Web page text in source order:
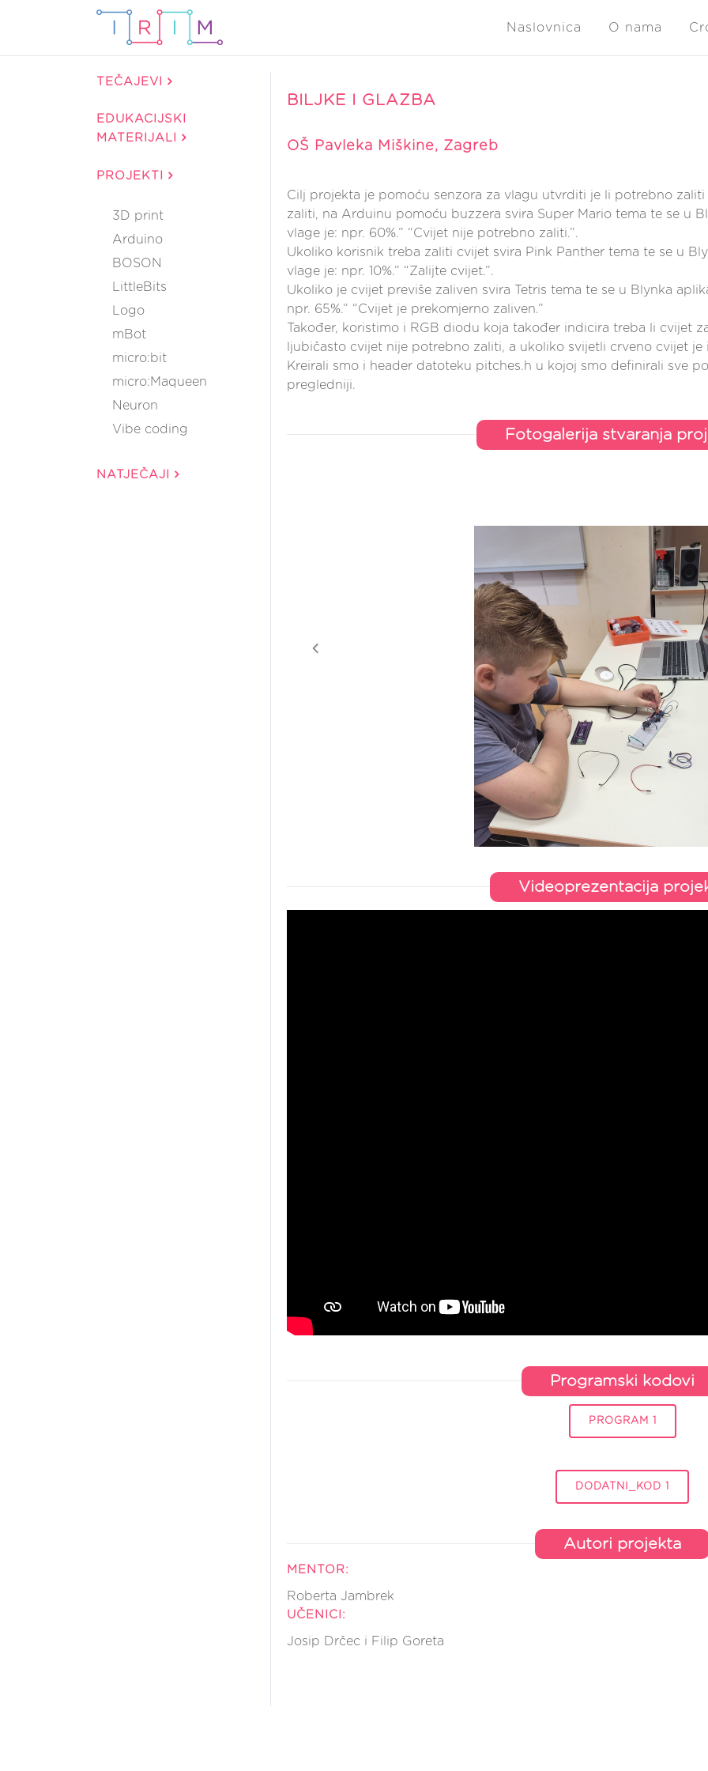
Naslovnica O nama
TEČAJEVI
EDUKACIJSKI
MATERIJALI
PROJEKTI
3D print
Arduino
BOSON
LittleBits
Logo
mBot
micro:bit
micro:Maqueen
Neuron
Vibe coding
NATJEČAJI
BILJKE I GLAZBA
OŠ Pavleka Miškine, Zagreb
Cilj projekta je pomoću senzora za vlagu utvrditi je li potrebno
zaliti, na Arduinu pomoću buzzera svira Super Mario tema te se u
vlage je: npr. 60%.” “Cvijet nije potrebno zaliti.”.
Ukoliko korisnik treba zaliti cvijet svira Pink Panther tema te se u
vlage je: npr. 10%.” “Zalijte cvijet.”.
Ukoliko je cvijet previše zaliven svira Tetris tema te se u Blynka
npr. 65%.” “Cvijet je prekomjerno zaliven.”
Također, koristimo i RGB diodu koja također indicira treba li cvijet
ljubičasto cvijet nije potrebno zaliti, a ukoliko svijetli crveno cvijet je
Kreirali smo i header datoteku pitches.h u kojoj smo definirali sve
pregledniji.
Fotogalerija stvaranja
Videoprezentacija
Programski kodovi
PROGRAM 1
DODATNI_KOD 1
Autori projekta
MENTOR:
Roberta Jambrek
UČENICI:
Josip Drčec i Filip Goreta